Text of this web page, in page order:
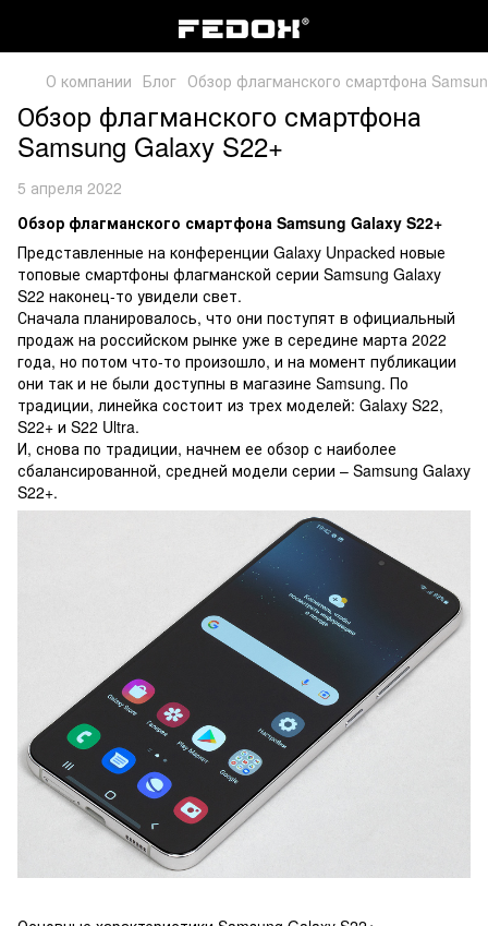
О компании Блог Обзор флагманского смартфона
Обзор флагманского смартфона
Samsung Galaxy S22+
5 апреля 2022
Обзор флагманского смартфона Samsung Galaxy S22+
Представленные на конференции Galaxy Unpacked новые
топовые смартфоны флагманской серии Samsung Galaxy
S22 наконец-то увидели свет.
Сначала планировалось, что они поступят в официальный
продаж на российском рынке уже в середине марта 2022
года, но потом что-то произошло, и на момент публикации
они так и не были доступны в магазине Samsung. По
традиции, линейка состоит из трех моделей: Galaxy S22,
S22+ и S22 Ultra.
И, снова по традиции, начнем ее обзор с наиболее
сбалансированной, средней модели серии – Samsung Galaxy
S22+.